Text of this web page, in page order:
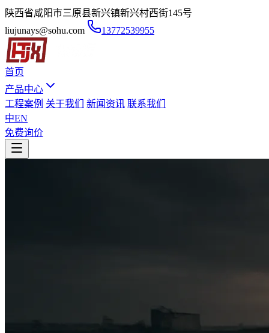
陕西省咸阳市三原县新兴镇新兴村西街145号
liujunays@sohu.com
13772539955
首页
产品中心
工程案例 关于我们 新闻资讯 联系我们
中EN
免费询价